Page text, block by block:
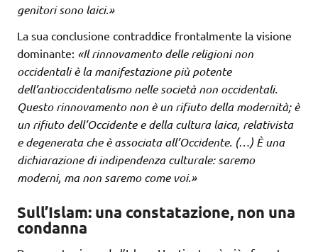
genitori sono laici.»
La sua conclusione contraddice frontalmente la visione
dominante: «Il rinnovamento delle religioni non
occidentali è la manifestazione più potente
dell’antioccidentalismo nelle società non occidentali.
Questo rinnovamento non è un rifiuto della modernità; è
un rifiuto dell’Occidente e della cultura laica, relativista
e degenerata che è associata all’Occidente. (…) È una
dichiarazione di indipendenza culturale: saremo
moderni, ma non saremo come voi.»
Sull’Islam: una constatazione, non una
condanna